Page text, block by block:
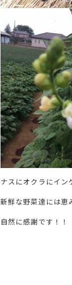
ナスにオクラにイン
新鮮な野菜達には恵
自然に感謝です！！